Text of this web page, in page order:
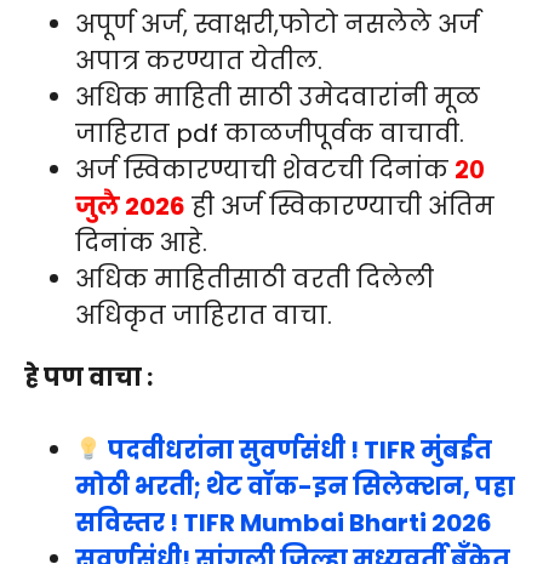
अपूर्ण अर्ज, स्वाक्षरी,फोटो नसलेले अर्ज
अपात्र करण्यात येतील.
अधिक माहिती साठी उमेदवारांनी मूळ
जाहिरात pdf काळजीपूर्वक वाचावी.
अर्ज स्विकारण्याची शेवटची दिनांक २०
जुलै 2026 ही अर्ज स्विकारण्याची अंतिम
दिनांक आहे.
अधिक माहितीसाठी वरती दिलेली
अधिकृत जाहिरात वाचा.
हे पण वाचा :
पदवीधरांना सुवर्णसंधी ! TIFR मुंबईत
मोठी भरती; थेट वॉक-इन सिलेक्शन, पहा
सविस्तर ! TIFR Mumbai Bharti 2026